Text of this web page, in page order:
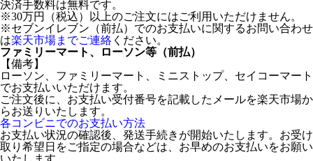
決済手数料は無料です。
※30万円（税込）以上のご注文にはご利用いただけません。
※セブンイレブン（前払）でのお支払いに関するお問い合わせ
は楽天市場までご連絡 ください。
ファミリーマート、ローソン等（前払）
【備考】
ローソン、ファミリーマート、ミニストップ、セイコーマート
でお支払いいただけます。
ご注文後に、お支払い受付番号を記載したメールを楽天市場か
らお送りいたします。
各コンビニでのお支払い方法
お支払い状況の確認後、発送手続きが開始いたします。お受け
取り希望日をご指定の場合などは、お早めのお支払いをお願い